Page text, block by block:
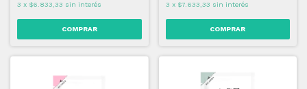
3 x $6.833,33 sin interés 3 x $7.633,33 sin interés